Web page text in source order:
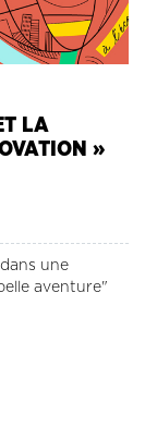
LA
»
une
aventure"